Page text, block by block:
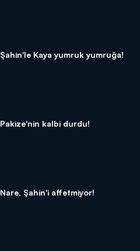
Şahin'le Kaya yumruk yumruğa!
Pakize'nin kalbi durdu!
Nare, Şahin'i affetmiyor!